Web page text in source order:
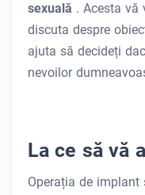
sexuală . Acesta vă
discuta despre
ajuta să decideți
nevoilor
La ce să vă
Operația de implant